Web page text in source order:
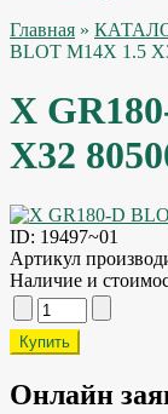
Главная »
BLOT M14X 1.5
X
X32
ID: 19497~01
Артикул
Наличие и
Онлайн